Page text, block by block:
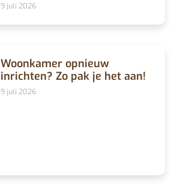
9 juli 2026
Woonkamer opnieuw
inrichten? Zo pak je het aan!
9 juli 2026